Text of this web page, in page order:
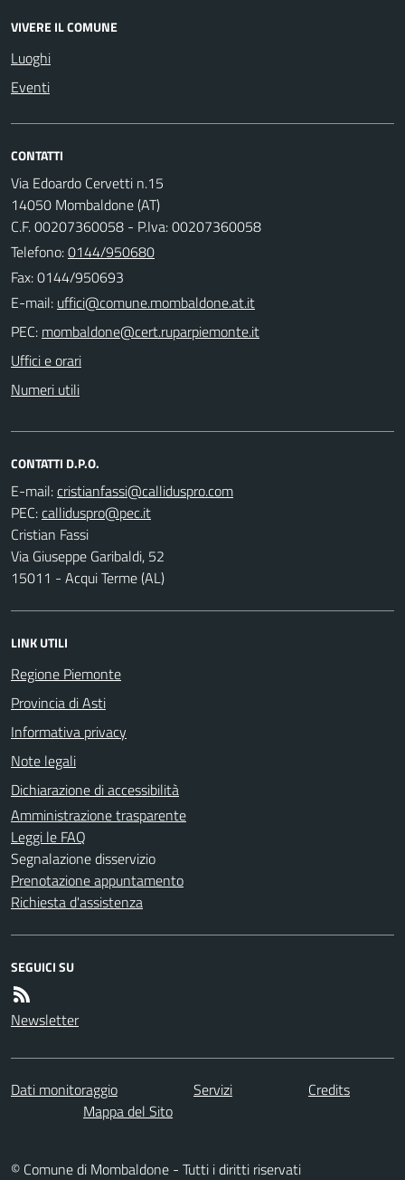
VIVERE IL COMUNE
Luoghi
Eventi
CONTATTI
Via Edoardo Cervetti n.15
14050 Mombaldone (AT)
C.F. 00207360058 - P.Iva: 00207360058
Telefono:0144/950680
Fax: 0144/950693
E-mail:
PEC:
Uffici e orari
Numeri utili
CONTATTI D.P.O.
E-mail:
PEC:
Cristian Fassi
Via Giuseppe Garibaldi, 52
15011 - Acqui Terme (AL)
LINK UTILI
Regione Piemonte
Provincia di Asti
Informativa privacy
Note legali
Dichiarazione di accessibilità
Amministrazione trasparente
Leggi le FAQ
Segnalazione disservizio
Prenotazione appuntamento
Richiesta d'assistenza
SEGUICI SU
Newsletter
Dati monitoraggio Servizi
Credits
Mappa del Sito
© Comune di Mombaldone - Tutti i diritti riservati